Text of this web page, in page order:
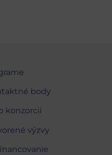
body
konzorcií
výzvy